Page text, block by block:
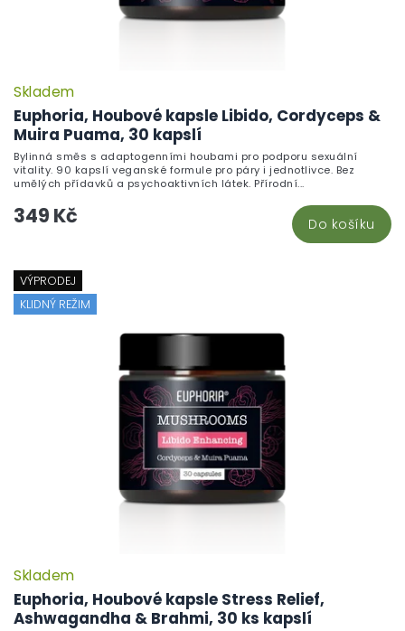
Euphoria, Houbové kapsle Libido, Cordyceps &
Muira Puama, 30 kapslí
Skladem
349 Kč Do košíku
Bylinná směs s adaptogenními houbami pro podporu sexuální
vitality. 90 kapslí veganské formule pro páry i jednotlivce. Bez
umělých přídavků a psychoaktivních látek. Přírodní...
VÝPRODEJ
KLIDNÝ REŽIM
Euphoria, Houbové kapsle Stress Relief,
Ashwagandha & Brahmi, 30 ks kapslí
Skladem